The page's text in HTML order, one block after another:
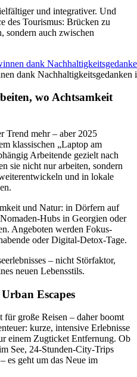
und integrativer. Und
des Tourismus: Brücken zu
sondern auch zwischen
dank Nachhaltigkeitsgedanken
wo Achtsamkeit
Trend mehr – aber 2025
klassischen „Laptop am
Arbeitende gezielt nach
sie nicht nur arbeiten, sondern
und in lokale
und Natur: in Dörfern auf
Hubs in Georgien oder
Angeboten werden Fokus-
oder Digital-Detox-Tage.
– nicht Störfaktor,
neuen Lebensstils.
Escapes
große Reisen – daher boomt
kurze, intensive Erlebnisse
einem Zugticket Entfernung. Ob
See, 24-Stunden-City-Trips
es geht um das Neue im